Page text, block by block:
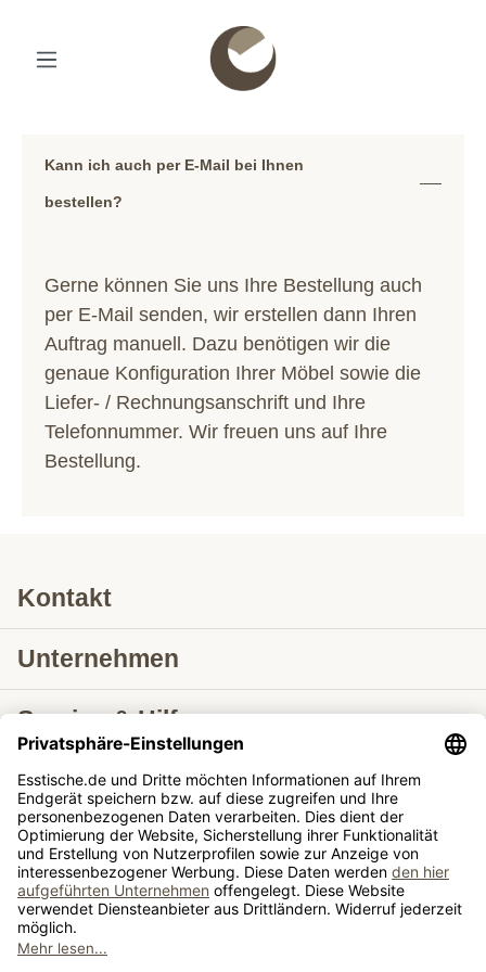
Kann ich auch per E-Mail bei Ihnen
bestellen?
Gerne können Sie uns Ihre Bestellung auch
per E-Mail senden, wir erstellen dann Ihren
Auftrag manuell. Dazu benötigen wir die
genaue Konfiguration Ihrer Möbel sowie die
Liefer- / Rechnungsanschrift und Ihre
Telefonnummer. Wir freuen uns auf Ihre
Bestellung.
Kontakt
Unternehmen
Service & Hilfe
Lieferung nach
Tische ausziehbar
Tische